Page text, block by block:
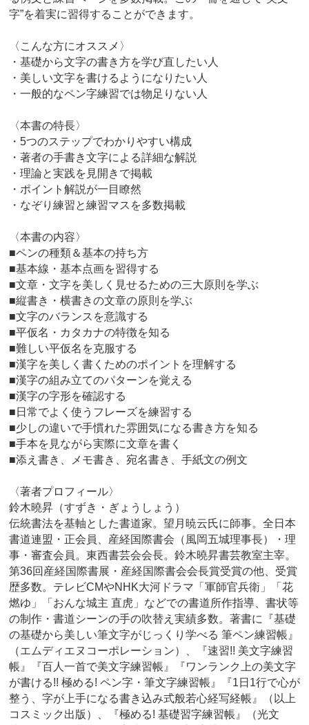
字”を着実に習得することができます。
〈こんな方にオススメ〉
・基礎から文字の書き方を学び直したい人
・美しい文字を書けるようになりたい人
・一般的なペン字練習では物足りない人
〈本書の特長〉
・5つのステップでわかりやすい構成
・著者の手書き文字による詳細な解説
・理論と実践を見開きで掲載
・ポイント解説が一目瞭然
・なぞり練習と練習マスを多数掲載
〈本書の内容〉
■ペンの種類＆基本の持ち方
■基本線・基本点画を習得する
■文章・文字を美しく見せるための三大原則を学ぶ
■縦書き・横書きの文章の原則を学ぶ
■文字のバランスを意識する
■平仮名・カタカナの特徴を知る
■難しい平仮名を克服する
■漢字を美しく書くためのポイントを理解する
■漢字の組み立てのパターンを覚える
■漢字の字形を確認する
■日常でよく使うフレーズを練習する
■少しの違いで手慣れた雰囲気になる書き方を知る
■手本を見ながら実際に文章を書く
■添え書き、メモ書き、宛名書き、手紙文の例文
〈著者プロフィール〉
鈴木曉昇（すずき・ぎょうしょう）
伝統書法を基軸とした書道家。望月暁云氏に師事。全日本
書道連盟・正会員、産経国際書会（風岡五城理事長）・理
事・審査会員。東西書芸会会長。鈴木曉昇書芸教室主宰。
第36回産経国際書展・産経国際書会会長賞受賞の他、受賞
歴多数。テレビCMやNHK大河ドラマ「軍師官兵衛」「花
燃ゆ」「おんな城主 直虎」などでの書道所作指導、書状等
の制作・書道シーンの手の吹替え実績多数。著書に『基礎
の基礎から美しい筆文字がじっくり学べる 筆ペン練習帳』
（エムディエヌコーポレーション）、『速習!! 美文字練習
帳』『百人一首で美文字練習帳』『ワンランク上の美文字
が書ける!! 極める! ペン字・筆文字練習帳』『1日1行で心が
整う、字が上手になる書き込み式般若心経写経帳』（以上
コスミック出版）、『極める! 基礎習字練習帳』（光文